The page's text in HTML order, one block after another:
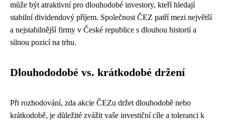
může být atraktivní pro dlouhodobé investory, kteří hledají
stabilní dividendový příjem. Společnost ČEZ patří mezi největší
a nejstabilnější firmy v České republice s dlouhou historií a
silnou pozicí na trhu.
Dlouhododobé vs. krátkodobé držení
Při rozhodování, zda akcie ČEZu držet dlouhodobě nebo
krátkodobě, je důležité zvážit vaše investiční cíle a toleranci k